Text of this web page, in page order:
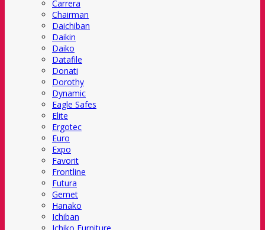
Carrera
Chairman
Daichiban
Daikin
Daiko
Datafile
Donati
Dorothy
Dynamic
Eagle Safes
Elite
Ergotec
Euro
Expo
Favorit
Frontline
Futura
Gemet
Hanako
Ichiban